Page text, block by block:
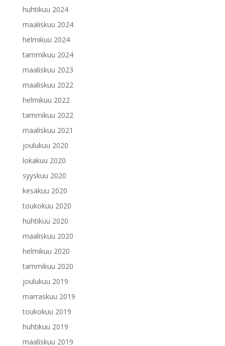
huhtikuu 2024
maaliskuu 2024
helmikuu 2024
tammikuu 2024
maaliskuu 2023
maaliskuu 2022
helmikuu 2022
tammikuu 2022
maaliskuu 2021
joulukuu 2020
lokakuu 2020
syyskuu 2020
kesäkuu 2020
toukokuu 2020
huhtikuu 2020
maaliskuu 2020
helmikuu 2020
tammikuu 2020
joulukuu 2019
marraskuu 2019
toukokuu 2019
huhtikuu 2019
maaliskuu 2019